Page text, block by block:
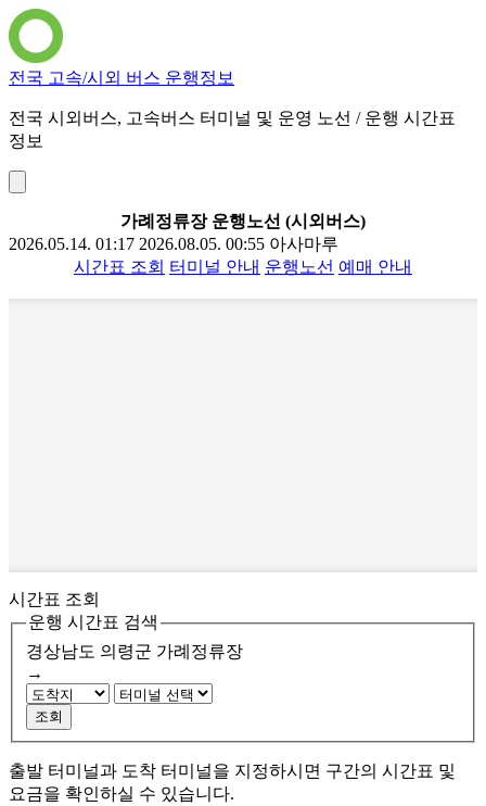
전국 고속/시외 버스 운행정보
전국 시외버스, 고속버스 터미널 및 운영 노선 / 운행 시간표
정보
가례정류장 운행노선 (시외버스)
2026.05.14. 01:17 2026.08.05. 00:55 아사마루
시간표 조회 터미널 안내 운행노선 예매 안내
시간표 조회
운행 시간표 검색
경상남도 의령군 가례정류장
→
조회
출발 터미널과 도착 터미널을 지정하시면 구간의 시간표 및
요금을 확인하실 수 있습니다.